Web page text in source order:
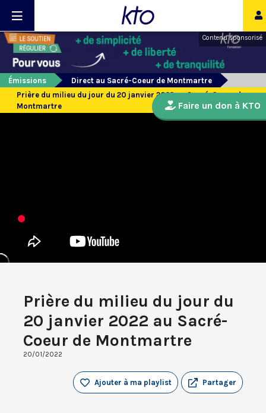
Contenu sponsorisé
Émissions
Direct au Sacré-Coeur de Montmartre
Prière du milieu du jour du 20 janvier 2022 au Sacré-Coeur de
Montmartre
Prière du milieu du jour du
20 janvier 2022 au Sacré-
Coeur de Montmartre
20/01/2022
Partager
Ajouter à ma playlist
Faire un don à KTO